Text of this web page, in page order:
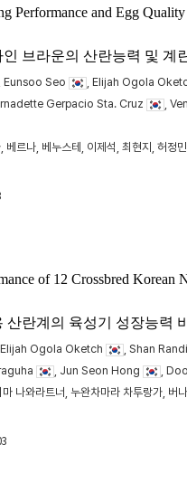
Performance and Egg
브라운의 산란능력 및 계
, Eunsoo Seo , Elijah Ogola
Gerpacio Sta. Cruz ,
베르나, 베누스테, 이제석, 최현지, 허정민
of 12 Crossbred
산란계의 육성기 성장능력
, Elijah Ogola Oketch , Shan
, Jun Seon Hong ,
나와라트너, 누완차마라 차투랑가,